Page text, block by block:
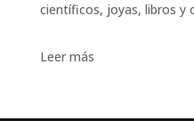
científicos, joyas, libros y
Leer más